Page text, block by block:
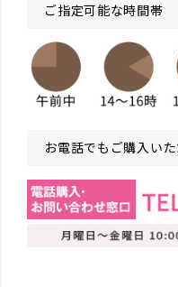
ご指定可能な時間帯
お電話でもご購入いた